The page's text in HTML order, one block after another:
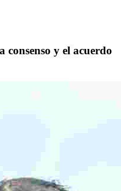
consenso y el acuerdo